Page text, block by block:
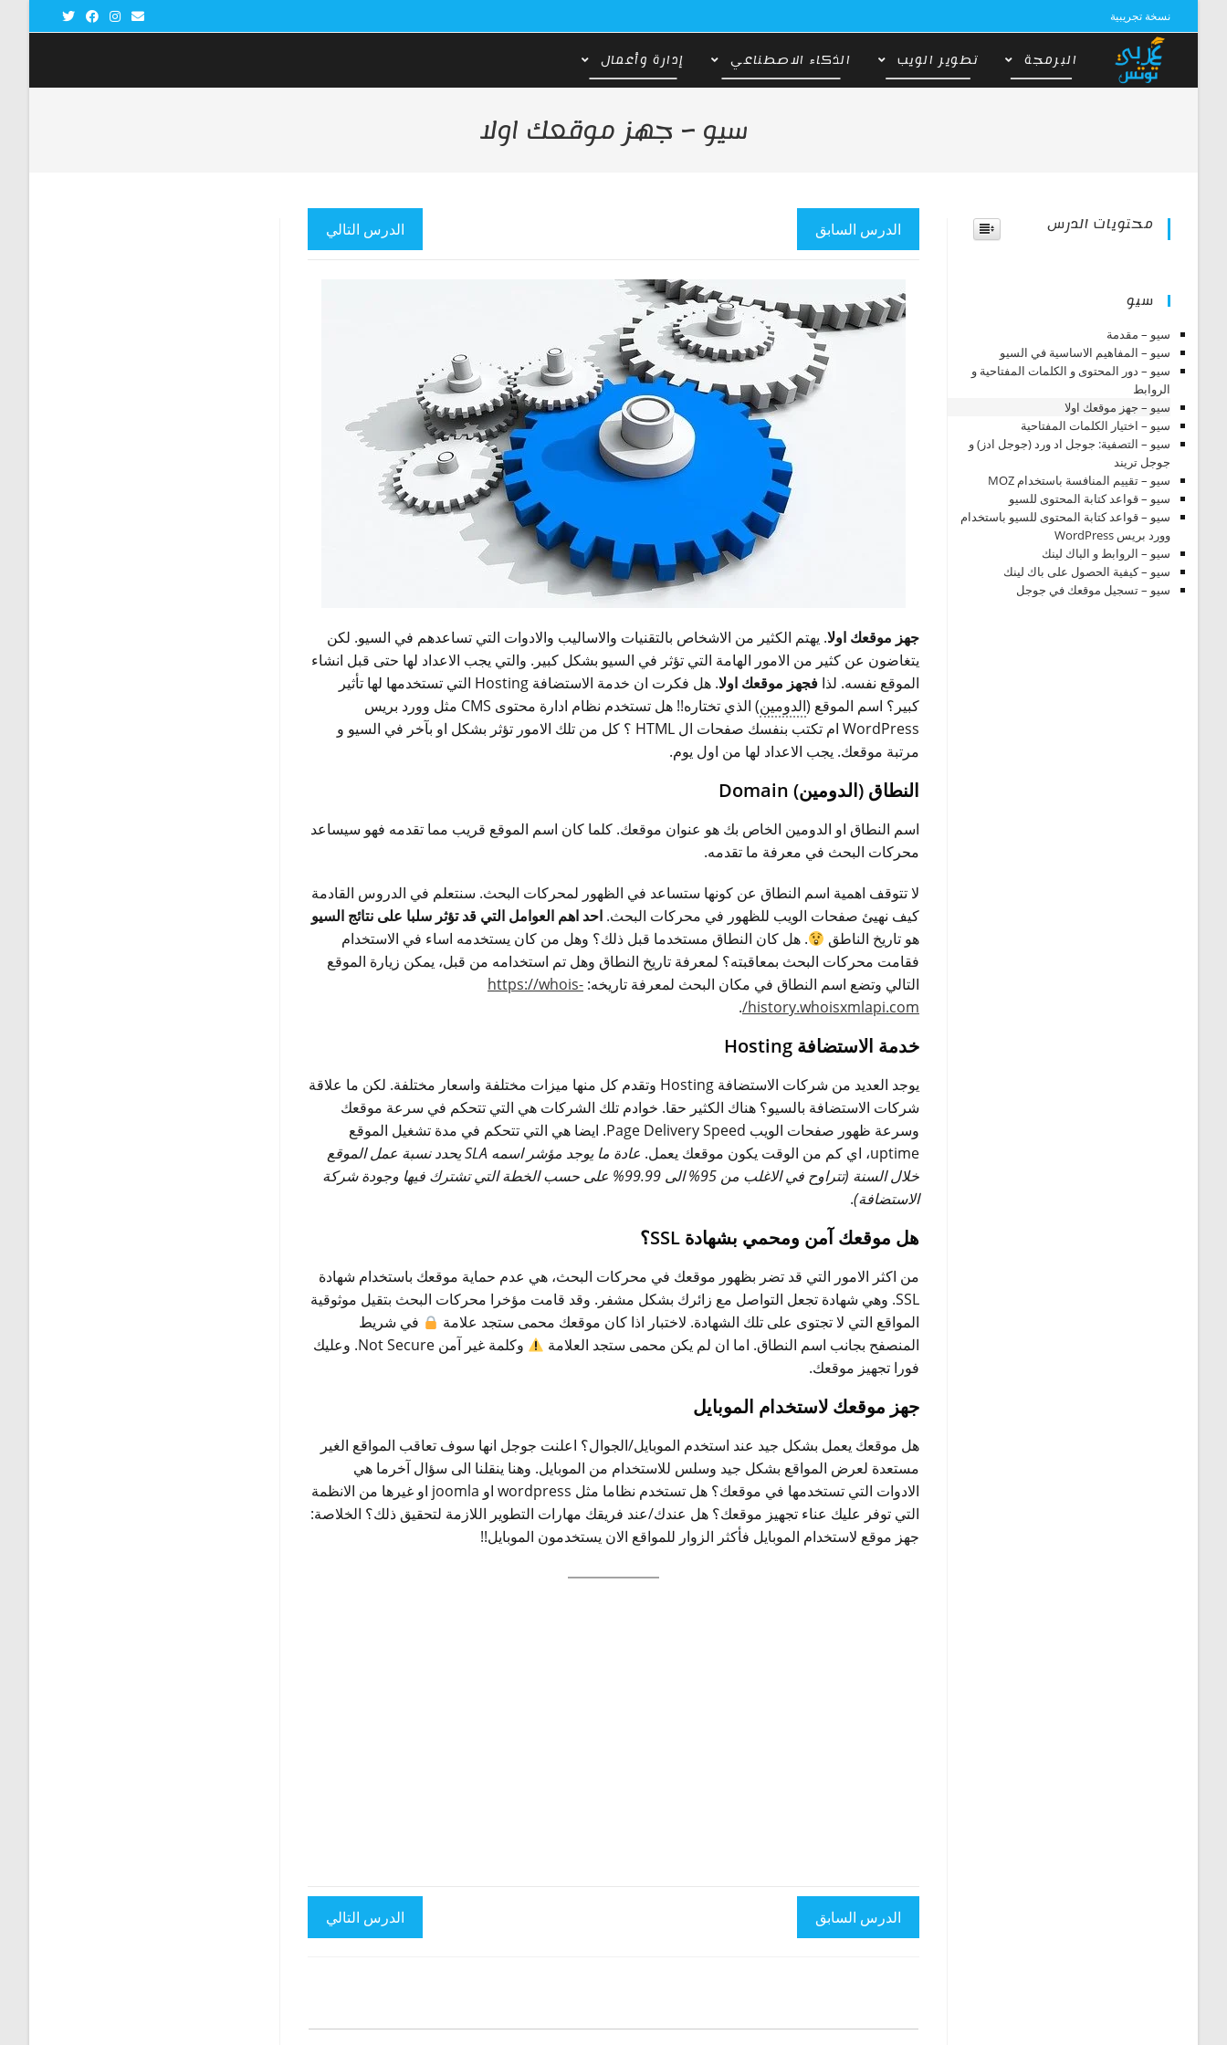
نسخة تجريبية
البرمجة تطوير الويب الذكاء الاصطناعي إدارة وأعمال
سيو – جهز موقعك اولا
الدرس السابق الدرس التالي
جهز موقعك اولا. يهتم الكثير من الاشخاص بالتقنيات والاساليب والادوات التي تساعدهم في السيو. لكن
يتغاضون عن كثير من الامور الهامة التي تؤثر في السيو بشكل كبير. والتي يجب الاعداد لها حتى قبل انشاء
الموقع نفسه. لذا فجهز موقعك اولا
. هل فكرت ان خدمة الاستضافة Hosting التي تستخدمها لها تأثير
كبير؟ اسم الموقع (​الدومين
) الذي تختاره!! هل تستخدم نظام ادارة محتوى CMS مثل وورد بريس
WordPress ام تكتب بنفسك صفحات ال HTML ؟ كل من تلك الامور تؤثر بشكل او بآخر في السيو و
مرتبة موقعك. يجب الاعداد لها من اول يوم.
النطاق (الدومين) Domain
اسم النطاق او الدومين الخاص بك هو عنوان موقعك. كلما كان اسم الموقع قريب مما تقدمه فهو سيساعد
محركات البحث في معرفة ما تقدمه.
لا تتوقف اهمية اسم النطاق عن كونها ستساعد في الظهور لمحركات البحث. سنتعلم في الدروس القادمة
كيف نهيئ صفحات الويب للظهور في محركات البحث. احد اهم العوامل التي قد تؤثر سلبا على نتائج السيو
هو تاريخ الناطق
. هل كان النطاق مستخدما قبل ذلك؟ وهل من كان يستخدمه اساء في الاستخدام
فقامت محركات البحث بمعاقبته؟ لمعرفة تاريخ النطاق وهل تم استخدامه من قبل، يمكن زيارة الموقع
التالي وتضع اسم النطاق في مكان البحث لمعرفة تاريخه: https://whois-
history.whoisxmlapi.com/
.
خدمة الاستضافة Hosting
يوجد العديد من شركات الاستضافة Hosting وتقدم كل منها ميزات مختلفة واسعار مختلفة. لكن ما علاقة
شركات الاستضافة بالسيو؟ هناك الكثير حقا. خوادم تلك الشركات هي التي تتحكم في سرعة موقعك
وسرعة ظهور صفحات الويب Page Delivery Speed. ايضا هي التي تتحكم في مدة تشغيل الموقع
uptime، اي كم من الوقت يكون موقعك يعمل.
عادة ما يوجد مؤشر اسمه SLA يحدد نسبة عمل الموقع
خلال السنة (تتراوح في الاغلب من 95% الى 99.99% على حسب الخطة التي تشترك فيها وجودة شركة
الاستضافة).
هل موقعك آمن ومحمي بشهادة SSL؟
من اكثر الامور التي قد تضر بظهور موقعك في محركات البحث، هي عدم حماية موقعك باستخدام شهادة
SSL. وهي شهادة تجعل التواصل مع زائرك بشكل مشفر. وقد قامت مؤخرا محركات البحث بتقيل موثوقية
المواقع التي لا تجتوى على تلك الشهادة. لاختبار اذا كان موقعك محمى ستجد علامة
في شريط
المنصفح بجانب اسم النطاق. اما ان لم يكن محمى ستجد العلامة
وكلمة غير آمن Not Secure. وعليك
فورا تجهيز موقعك.
جهز موقعك لاستخدام الموبايل
هل موقعك يعمل بشكل جيد عند استخدم الموبايل/الجوال؟ اعلنت جوجل انها سوف تعاقب المواقع الغير
مستعدة لعرض المواقع بشكل جيد وسلس للاستخدام من الموبايل. وهنا ينقلنا الى سؤال آخرما هي
الادوات التي تستخدمها في موقعك؟ هل تستخدم نظاما مثل wordpress او joomla او غيرها من الانظمة
التي توفر عليك عناء تجهيز موقعك؟ هل عندك/عند فريقك مهارات التطوير اللازمة لتحقيق ذلك؟ الخلاصة:
جهز موقع لاستخدام الموبايل فأكثر الزوار للمواقع الان يستخدمون الموبايل!!
الدرس السابق الدرس التالي
محتويات الدرس
سيو
سيو – مقدمة
سيو – المفاهيم الاساسية في السيو
سيو – دور المحتوى و الكلمات المفتاحية و
الروابط
سيو – جهز موقعك اولا
سيو – اختيار الكلمات المفتاحية
سيو – التصفية: جوجل اد ورد (جوجل ادز) و
جوجل تريند
سيو – تقييم المنافسة باستخدام MOZ
سيو – قواعد كتابة المحتوى للسيو
سيو – قواعد كتابة المحتوى للسيو باستخدام
وورد بريس WordPress
سيو – الروابط و الباك لينك
سيو – كيفية الحصول على باك لينك
سيو – تسجيل موقعك في جوجل